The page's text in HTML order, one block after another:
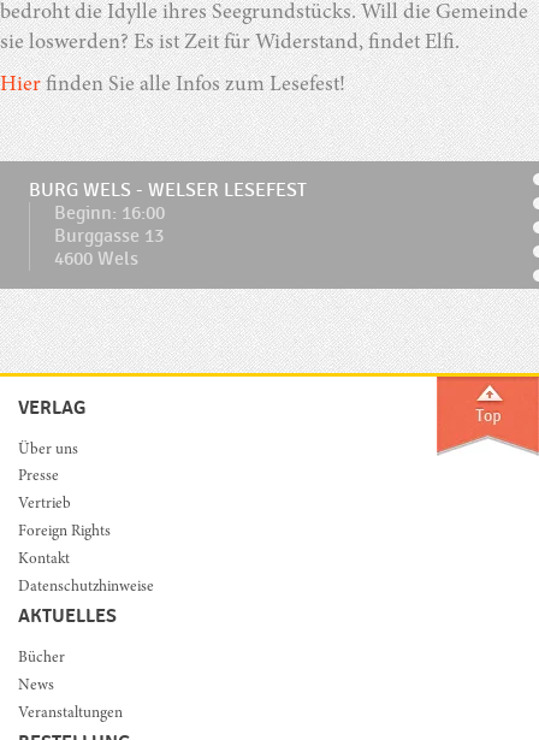
bedroht die Idylle ihres Seegrundstücks. Will die Gemeinde
sie loswerden? Es ist Zeit für Widerstand, findet Elfi.
Hierfinden Sie alle Infos zum Lesefest!
BURG WELS - WELSER LESEFEST
Beginn: 16:00
Burggasse 13
4600 Wels
VERLAG
Über uns
Presse
Vertrieb
Foreign Rights
Kontakt
Datenschutzhinweise
AKTUELLES
Bücher
News
Veranstaltungen